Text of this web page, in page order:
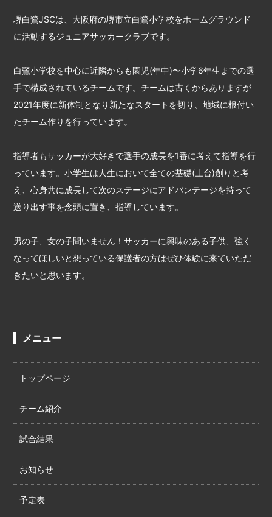
堺白鷺JSCは、大阪府の堺市立白鷺小学校をホームグラウンド
に活動するジュニアサッカークラブです。
白鷺小学校を中心に近隣からも園児(年中)〜小学6年生までの選
手で構成されているチームです。チームは古くからありますが
2021年度に新体制となり新たなスタートを切り、地域に根付い
たチーム作りを行っています。
指導者もサッカーが大好きで選手の成長を1番に考えて指導を行
っています。小学生は人生において全ての基礎(土台)創りと考
え、心身共に成長して次のステージにアドバンテージを持って
送り出す事を念頭に置き、指導しています。
男の子、女の子問いません！サッカーに興味のある子供、強く
なってほしいと想っている保護者の方はぜひ体験に来ていただ
きたいと思います。
メニュー
トップページ
チーム紹介
試合結果
お知らせ
予定表